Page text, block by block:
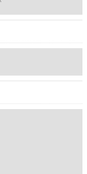
頂きます。
体的手続きにつきま